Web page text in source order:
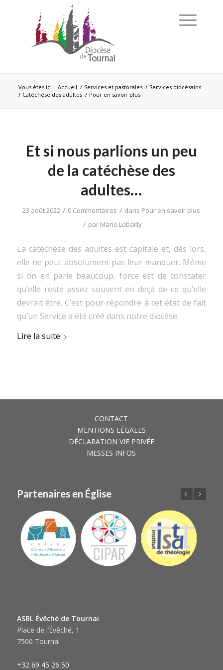
Vous êtes ici : Accueil / Services et pastorales / Services diocésains
/ Catéchèse des adultes / Pour en savoir plus
Et si nous parlions un peu
de la catéchèse des
adultes…
23 août 2022 / 0 Commentaires / dans Pour en savoir plus
/ par Marie Lebailly
La catéchèse des adultes est capitale et, dès lors,
elle ne peut absolument pas leur manquer. Même
si on en parle beaucoup, force est de constater
qu’elle reste assez souvent en deçà de ce qu’elle
devrait être. C’est pour répondre à cet état de fait
qu’un Service a été créé dans notre diocèse.
Lire la suite
CONTACT
MENTIONS LÉGALES
DÉCLARATION VIE PRIVÉE
MESSES INFOS
Partenaires en Église
ASBL Évêché de Tournai
Place de l’Évêché, 1
7500 Tournai
+32 69 45 26 50